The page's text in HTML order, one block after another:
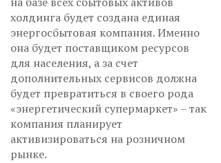
холдинга будет создана единая
энергосбытовая компания. Именно
она будет поставщиком ресурсов
для населения, а за счет
дополнительных сервисов должна
будет превратиться в своего рода
«энергетический супермаркет» – так
компания планирует
активизироваться на розничном
рынке.